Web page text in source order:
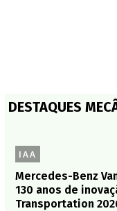
DESTAQUES
IAA
Mercedes-Benz
130 anos de
Transportation